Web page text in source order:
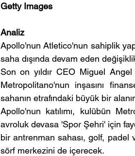
Getty Images
Analiz
Apollo'nun Atletico'nun sahiplik
saha dışında devam eden
Son on yıldır CEO Miguel
Metropolitano'nun inşasını
sahanın etrafındaki büyük bir
Apollo'nun katılımı, kulübün
avroluk devasa 'Spor Şehri' için
bir antrenman sahası, golf, padel
sörf merkezini de içerecek.